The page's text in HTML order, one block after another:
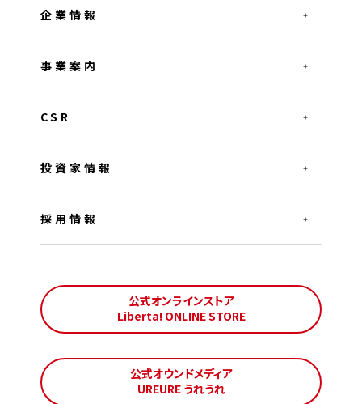
企業情報
事業案内
CSR
投資家情報
採用情報
公式オンラインストア
Liberta! ONLINE STORE
公式オウンドメディア
UREURE うれうれ